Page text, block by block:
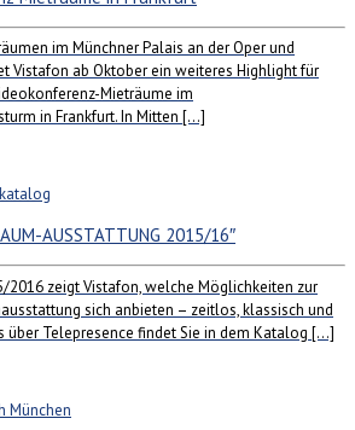
im Münchner Palais an der Oper und
Vistafon ab Oktober ein weiteres Highlight für
Mieträume im
in Frankfurt. In Mitten […]
AUSSTATTUNG 2015/16″
zeigt Vistafon, welche Möglichkeiten zur
sich anbieten – zeitlos, klassisch und
über Telepresence findet Sie in dem Katalog […]